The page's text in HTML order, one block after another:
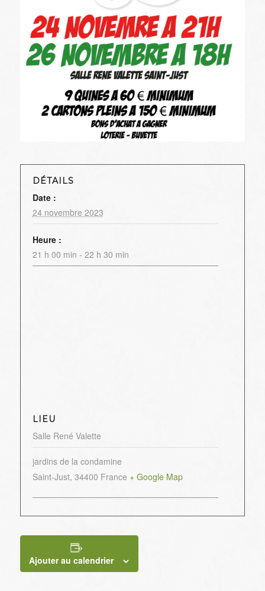
DÉTAILS
Date :
24 novembre 2023
Heure :
21 h 00 min - 22 h 30 min
LIEU
Salle René Valette
jardins de la condamine
Saint-Just, 34400 France + Google Map
Ajouter au calendrier